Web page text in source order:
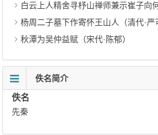
白云上人精舍寻杼山禅师兼示崔子向何山道
杨周二子墓下作寄怀王山人（清代·严
秋潭为吴仲益赋（宋代·陈郁）
佚名简介
佚名
先秦